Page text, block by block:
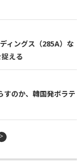
ィングス（285A）な
える
のか、韓国発ボラテ